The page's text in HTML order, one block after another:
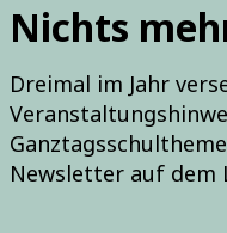
Nichts
Dreimal im Jahr
Newsletter auf dem